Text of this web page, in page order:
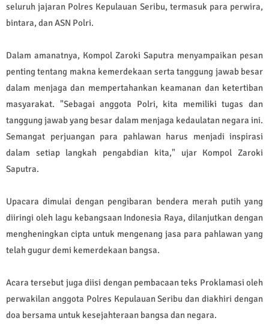
seluruh jajaran Polres Kepulauan Seribu, termasuk para perwira,
bintara, dan ASN Polri.
Dalam amanatnya, Kompol Zaroki Saputra menyampaikan pesan
penting tentang makna kemerdekaan serta tanggung jawab besar
dalam menjaga dan mempertahankan keamanan dan ketertiban
masyarakat. "Sebagai anggota Polri, kita memiliki tugas dan
tanggung jawab yang besar dalam menjaga kedaulatan negara ini.
Semangat perjuangan para pahlawan harus menjadi inspirasi
dalam setiap langkah pengabdian kita," ujar Kompol Zaroki
Saputra.
Upacara dimulai dengan pengibaran bendera merah putih yang
diiringi oleh lagu kebangsaan Indonesia Raya, dilanjutkan dengan
mengheningkan cipta untuk mengenang jasa para pahlawan yang
telah gugur demi kemerdekaan bangsa.
Acara tersebut juga diisi dengan pembacaan teks Proklamasi oleh
perwakilan anggota Polres Kepulauan Seribu dan diakhiri dengan
doa bersama untuk kesejahteraan bangsa dan negara.